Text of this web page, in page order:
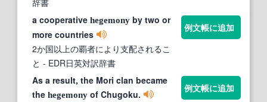
a cooperative hegemony by two or
more countries
2か国以上の覇者により支配されるこ
と - EDR日英対訳辞書
例文帳に追加
As a result, the Mori clan became
the hegemony of Chugoku.
例文帳に追加